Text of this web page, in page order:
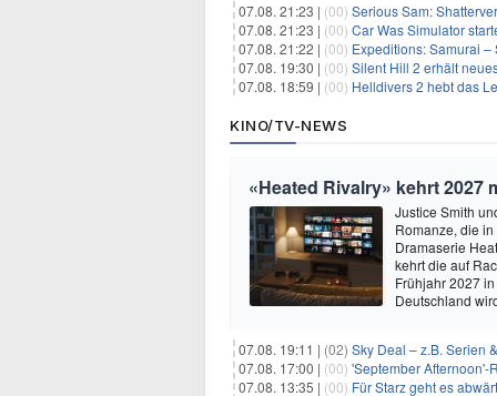
07.08. 21:23 | (00) Serious Sam:
07.08. 21:23 | (00) Car Was Simulator
07.08. 21:22 | (00) Expeditions: Samurai
07.08. 19:30 | (00) Silent Hill 2 erhält
07.08. 18:59 | (00) Helldivers 2 hebt das
KINO/TV-NEWS
«Heated Rivalry» kehrt 2027
Justice Smith
Romanze, die
Dramaserie
kehrt die auf
Frühjahr 2027
Deutschland
07.08. 19:11 | (02) Sky Deal – z.B. Serien
07.08. 17:00 | (00) 'September Afternoon'-
07.08. 13:35 | (00) Für Starz geht es